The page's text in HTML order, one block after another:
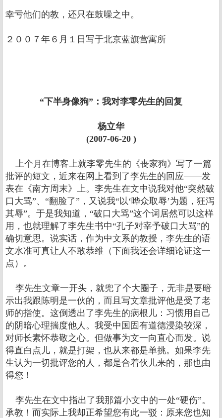
幸亏他们的教，还只在鼓噪之中。
２００７年６月１日写于北京蓝旗营寓所
“下半身像狗”：我对李零先生的回复
杨立华
(2007-06-20 )
上个月在博客上就李零先生的《丧家狗》写了一篇
批评的短文，近来在网上看到了李先生的回应——发
表在《南方周末》上。李先生在文中说我对他“突然破
口大骂”、“翻脸了”，又说我“以‘哗众取辱’为题，狂泻
其辱”。于是我知道，“破口大骂”这个词居然可以这样
用，也就理解了李先生书中“孔子对宰予破口大骂”的
确切意思。说实话，作为中文系的教授，李先生的语
文水准可真让人不敢恭维（下面我还会详细论证这一
点）。
李先生文章一开头，就兜了个大圈子，无非是要暗
示出我跟陈明是一伙的，而且写文章批评他是受了老
师的指使。这倒透出了李先生的病根儿：习惯用自己
的阴暗心理揣度他人。我受中国固有道德浸染较深，
对师长素怀恭敬之心。但做事为文一向直心而发。说
得直白点儿，就是打架，也从来都是单挑。如果李先
生认为一切批评您的人，都是合着伙儿来的，那也由
得您！
李先生在文中指出了我那篇小文中的一处“硬伤”。
承教！而实际上我却正希望您有此一驳：原来您也知